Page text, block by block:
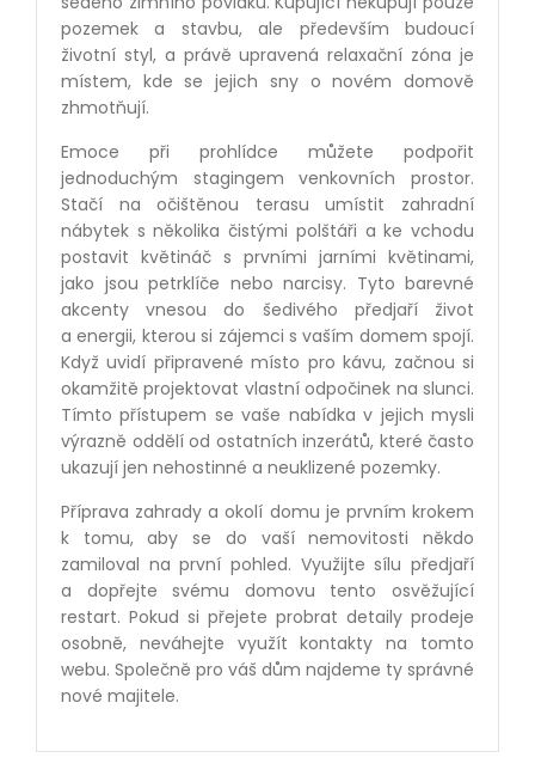
pozemek a stavbu, ale především budoucí
životní styl, a právě upravená relaxační zóna je
místem, kde se jejich sny o novém domově
zhmotňují.
Emoce při prohlídce můžete podpořit
jednoduchým stagingem venkovních prostor.
Stačí na očištěnou terasu umístit zahradní
nábytek s několika čistými polštáři a ke vchodu
postavit květináč s prvními jarními květinami,
jako jsou petrklíče nebo narcisy. Tyto barevné
akcenty vnesou do šedivého předjaří život
a energii, kterou si zájemci s vaším domem spojí.
Když uvidí připravené místo pro kávu, začnou si
okamžitě projektovat vlastní odpočinek na slunci.
Tímto přístupem se vaše nabídka v jejich mysli
výrazně oddělí od ostatních inzerátů, které často
ukazují jen nehostinné a neuklizené pozemky.
Příprava zahrady a okolí domu je prvním krokem
k tomu, aby se do vaší nemovitosti někdo
zamiloval na první pohled. Využijte sílu předjaří
a dopřejte svému domovu tento osvěžující
restart. Pokud si přejete probrat detaily prodeje
osobně, neváhejte využít kontakty na tomto
webu. Společně pro váš dům najdeme ty správné
nové majitele.